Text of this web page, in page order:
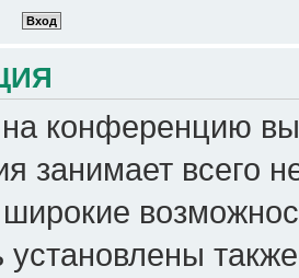
конференцию
занимает всего
установлены